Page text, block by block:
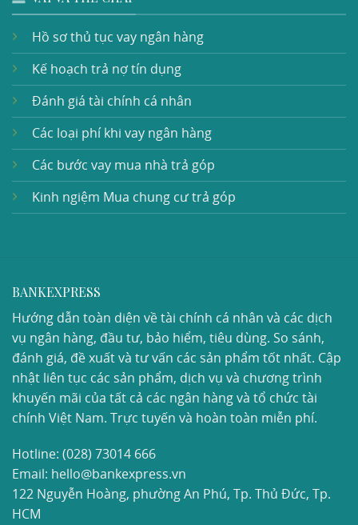
Hồ sơ thủ tục vay ngân hàng
Kế hoạch trả nợ tín dụng
Đánh giá tài chính cá nhân
Các loại phí khi vay ngân hàng
Các bước vay mua nhà trả góp
Kinh ngiệm Mua chung cư trả góp
BANKEXPRESS
Hướng dẫn toàn diện về tài chính cá nhân và các dịch
vụ ngân hàng, đầu tư, bảo hiểm, tiêu dùng. So sánh,
đánh giá, đề xuất và tư vấn các sản phẩm tốt nhất. Cập
nhật liên tục các sản phẩm, dịch vụ và chương trình
khuyến mãi của tất cả các ngân hàng và tổ chức tài
chính Việt Nam. Trực tuyến và hoàn toàn miễn phí.
Hotline: (028) 73014 666
Email: hello@bankexpress.vn
122 Nguyễn Hoàng, phường An Phú, Tp. Thủ Đức, Tp.
HCM